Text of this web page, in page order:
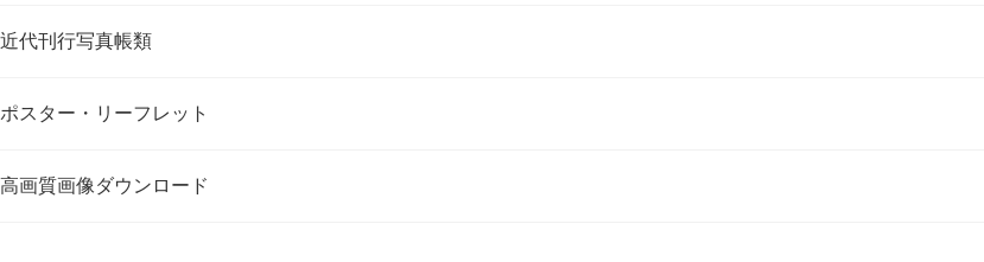
近代刊行写真帳類
ポスター・リーフレット
高画質画像ダウンロード